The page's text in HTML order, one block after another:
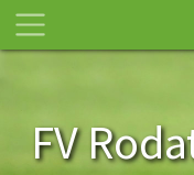
FV